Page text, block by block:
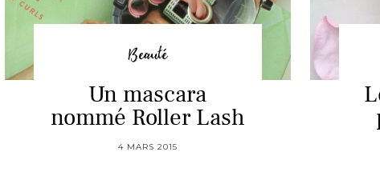
Beauté
Un mascara
nommé Roller Lash
4 MARS 2015